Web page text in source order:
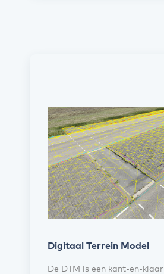
Digitaal Terrein Model
De DTM is een kant-en-klaar